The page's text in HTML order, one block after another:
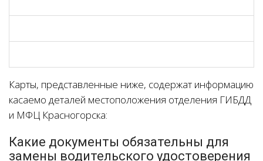
Карты, представленные ниже, содержат информацию
касаемо деталей местоположения отделения ГИБДД
и МФЦ Красногорска:
Какие документы обязательны для
замены водительского удостоверения